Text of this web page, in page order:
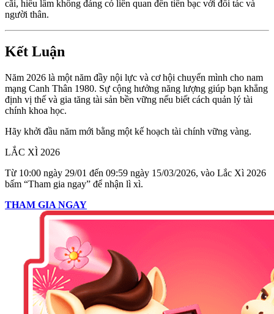
cãi, hiểu lầm không đáng có liên quan đến tiền bạc với đối tác và
người thân.
Kết Luận
Năm 2026 là một năm đầy nội lực và cơ hội chuyển mình cho nam
mạng Canh Thân 1980. Sự cộng hưởng năng lượng giúp bạn khẳng
định vị thế và gia tăng tài sản bền vững nếu biết cách quản lý tài
chính khoa học.
Hãy khởi đầu năm mới bằng một kế hoạch tài chính vững vàng.
LẮC XÌ 2026
Từ 10:00 ngày 29/01 đến 09:59 ngày 15/03/2026, vào Lắc Xì 2026
bấm “Tham gia ngay” để nhận lì xì.
THAM GIA NGAY